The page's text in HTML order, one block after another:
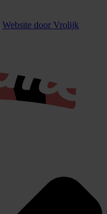
Website door Vrolijk